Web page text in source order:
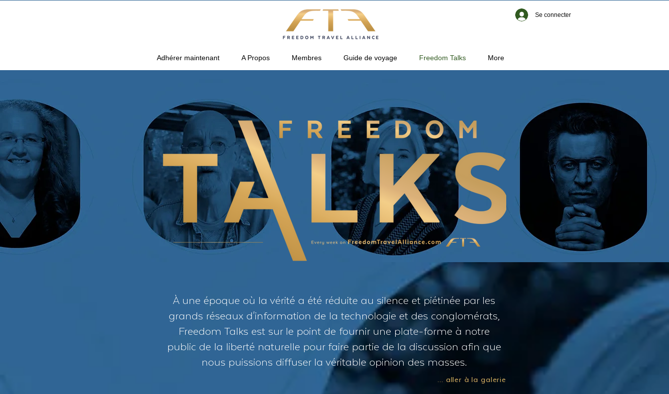
Se connecter
Adhérer maintenant A Propos Membres Guide de voyage Freedom Talks More
À une époque où la vérité a été réduite au silence et piétinée par les
grands réseaux d'information de la technologie et des conglomérats,
Freedom Talks est sur le point de fournir une plate-forme à notre
public de la liberté naturelle pour faire partie de la discussion afin que
nous puissions diffuser la véritable opinion des masses.
... aller à la galerie